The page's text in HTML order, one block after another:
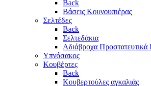
Back
Βάσεις Κουνουπιέρας
Σελτέδες
Back
Σελτεδάκια
Αδιάβροχα Προστατευτικά
Υπνόσακος
Κουβέρτες
Back
Κουβερτούλες αγκαλιάς